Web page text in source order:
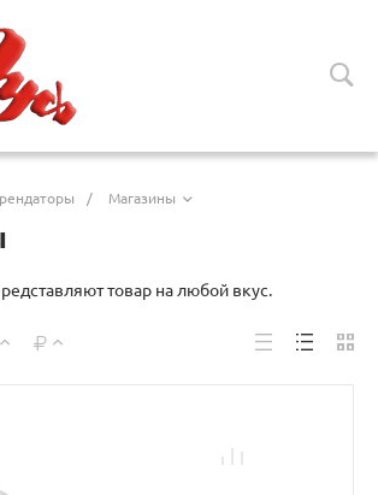
/ Магазины
товар на любой вкус.